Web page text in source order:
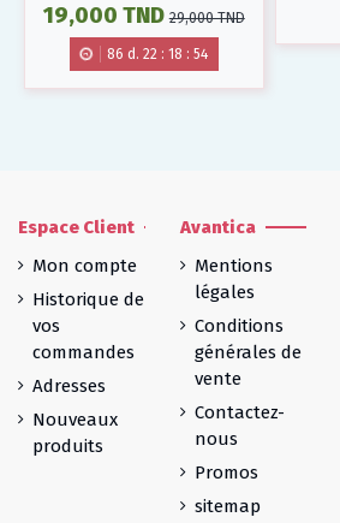
19,000 TND 29,000 TND
86 d. 22 : 18 : 53
Espace Client
Mon compte
Historique de
vos
commandes
Adresses
Nouveaux
produits
Avantica
Mentions
légales
Conditions
générales de
vente
Contactez-
nous
Promos
sitemap